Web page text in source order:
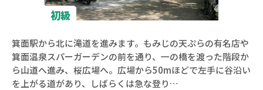
初級
箕面駅から北に滝道を進みます。もみじの天ぷらの有名店や
箕面温泉スパーガーデンの前を通り、一の橋を渡った階段か
ら山道へ進み、桜広場へ。広場から50mほどで左手に谷沿い
を上がる道があり、しばらくは急な登り…